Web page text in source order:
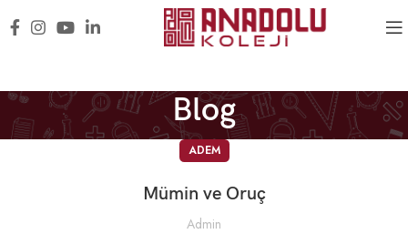
Blog
ADEM
Mümin ve Oruç
Admin